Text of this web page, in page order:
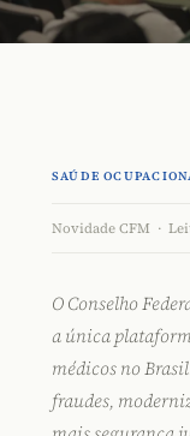
SAÚDE
Novidade CFM ·
O Conselho
a única
médicos no
fraudes,